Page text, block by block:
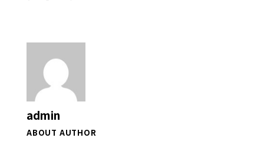
admin
ABOUT AUTHOR